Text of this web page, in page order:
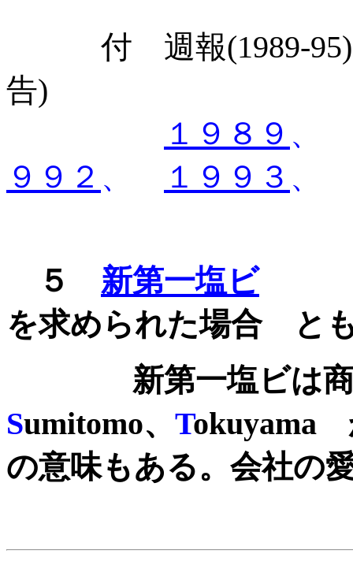
付 週報(1989-95)
告)
１９８９ 、
９９２ 、 １９９３ 、
５ 新第一塩ビ
を求められた場合 と
新第一塩ビは商標
Sumitomo、 Tokuyama
の意味もある。会社の